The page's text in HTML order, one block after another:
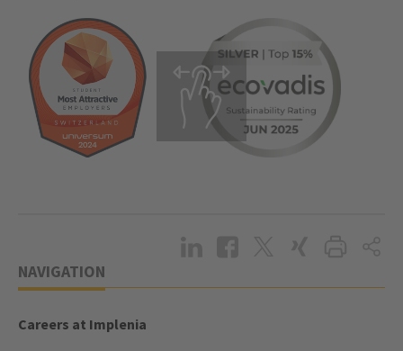
NAVIGATION
Careers at Implenia